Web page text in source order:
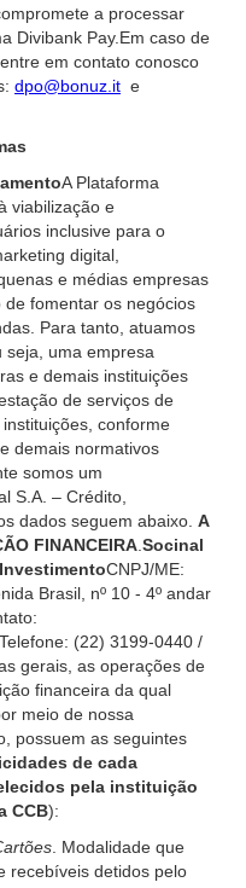
a processar
Divibank Pay.Em caso de
em contato conosco
dpo@bonuz.it e
A Plataforma
viabilização e
inclusive para o
digital,
e médias empresas
fomentar os negócios
Para tanto, atuamos
uma empresa
e demais instituições
de serviços de
conforme
demais normativos
somos um
S.A. – Crédito,
dados seguem abaixo. A
FINANCEIRA Socinal
CNPJ/ME:
Brasil, nº 10 - 4º andar
Telefone: (22) 3199-0440 /
gerais, as operações de
financeira da qual
meio de nossa
possuem as seguintes
de cada
pela instituição
CCB):
. Modalidade que
recebíveis detidos pelo